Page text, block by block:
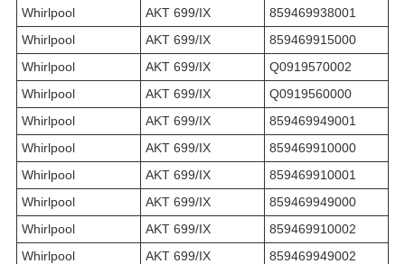
Whirlpool AKT 699/IX
859469938001
Whirlpool
AKT 699/IX
859469915000
Whirlpool
AKT 699/IX
Q0919570002
Whirlpool
AKT 699/IX
Q0919560000
Whirlpool
AKT 699/IX
859469949001
Whirlpool
AKT 699/IX
859469910000
Whirlpool
AKT 699/IX
859469910001
Whirlpool
AKT 699/IX
859469949000
Whirlpool
AKT 699/IX
859469910002
Whirlpool
AKT 699/IX
859469949002